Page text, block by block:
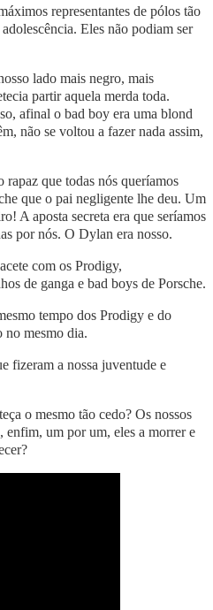
representantes de pólos tão
Eles não podiam ser
lado mais negro, mais
partir aquela merda toda.
afinal o bad boy era uma blond
não se voltou a fazer nada assim,
que todas nós queríamos
que o pai negligente lhe deu. Um
A aposta secreta era que seríamos
por nós. O Dylan era nosso.
com os Prodigy,
de ganga e bad boys de Porsche.
tempo dos Prodigy e do
no mesmo dia.
fizeram a nossa juventude e
o mesmo tão cedo? Os nossos
enfim, um por um, eles a morrer e